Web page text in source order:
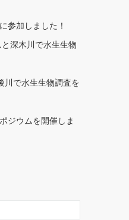
参加しました！
深木川で水生生物
川で水生生物調査を
ジウムを開催しま